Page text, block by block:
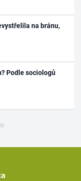
na bránu,
Podle sociologů